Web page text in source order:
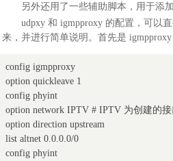
另外还用了一些辅助脚本，用于添
udpxy 和 igmpproxy 的配置，可以
来，并进行简单说明。首先是 igmpproxy
config igmpproxy
option quickleave 1
config phyint
option network IPTV # IPTV 为创建的
option direction upstream
list altnet 0.0.0.0/0
config phyint